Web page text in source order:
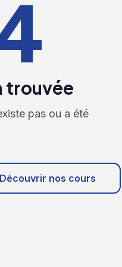
trouvée
pas ou a été
Découvrir nos cours